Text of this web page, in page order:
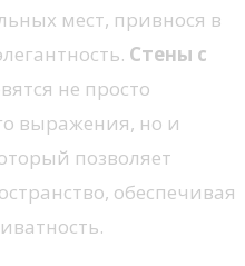
мест, привнося в
Стены с
не просто
выражения, но и
позволяет
обеспечивая